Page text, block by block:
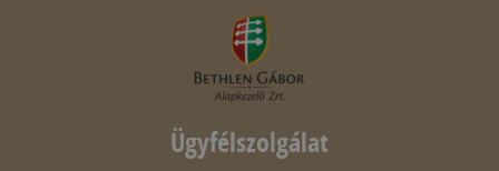
Ügyfélszolgálat